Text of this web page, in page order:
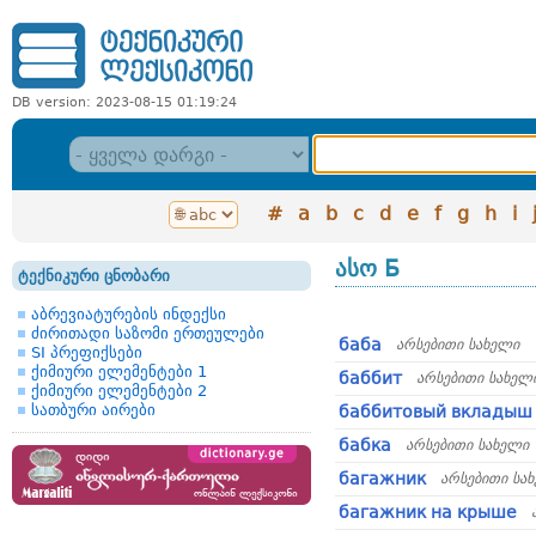
DB version: 2023-08-15 01:19:24
# a b c d e f g h i j
ტექნიკური ცნობარი
აბრევიატურების ინდექსი
ძირითადი საზომი ერთეულები
SI პრეფიქსები
ქიმიური ელემენტები 1
ქიმიური ელემენტები 2
სათბური აირები
ასო Б
баба არსებითი სახელი
баббит არსებითი
баббитовый вкладыш
бабка
არსებითი სახელი
багажник არსებითი
багажник на крыше